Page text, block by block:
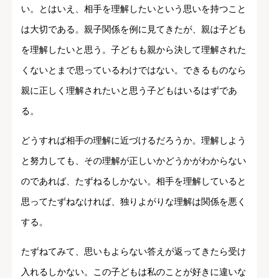
い。とはいえ、相手を理解したいという思いを持つこと
は大切である。親子関係を例に見てきたが、親は子ども
を理解したいと思う。子どもも親から決して理解された
くないとまで思っているわけではない。できるものなら
親に正しく理解されたいと思う子どもはいるはずであ
る。
どうすれば相手の理解に近づけるだろうか。理解しよう
と努力しても、その理解が正しいかどうかがわからない
のであれば、たずねるしかない。相手を理解していると
思ってたずねなければ、独りよがりな理解は関係を悪く
する。
たずねてみて、思いもよらない答えが返ってきたら受け
入れるしかない。この子どもは私のことが好きに違いな